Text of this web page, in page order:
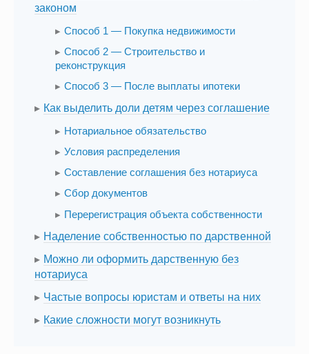
законом
Способ 1 — Покупка недвижимости
Способ 2 — Строительство и
реконструкция
Способ 3 — После выплаты ипотеки
Как выделить доли детям через соглашение
Нотариальное обязательство
Условия распределения
Составление соглашения без нотариуса
Сбор документов
Перерегистрация объекта собственности
Наделение собственностью по дарственной
Можно ли оформить дарственную без
нотариуса
Частые вопросы юристам и ответы на них
Какие сложности могут возникнуть